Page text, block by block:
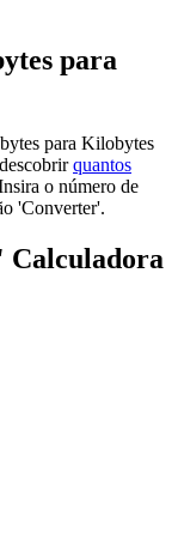
para
para Kilobytes
quantos
o número de
'Converter'.
Calculadora